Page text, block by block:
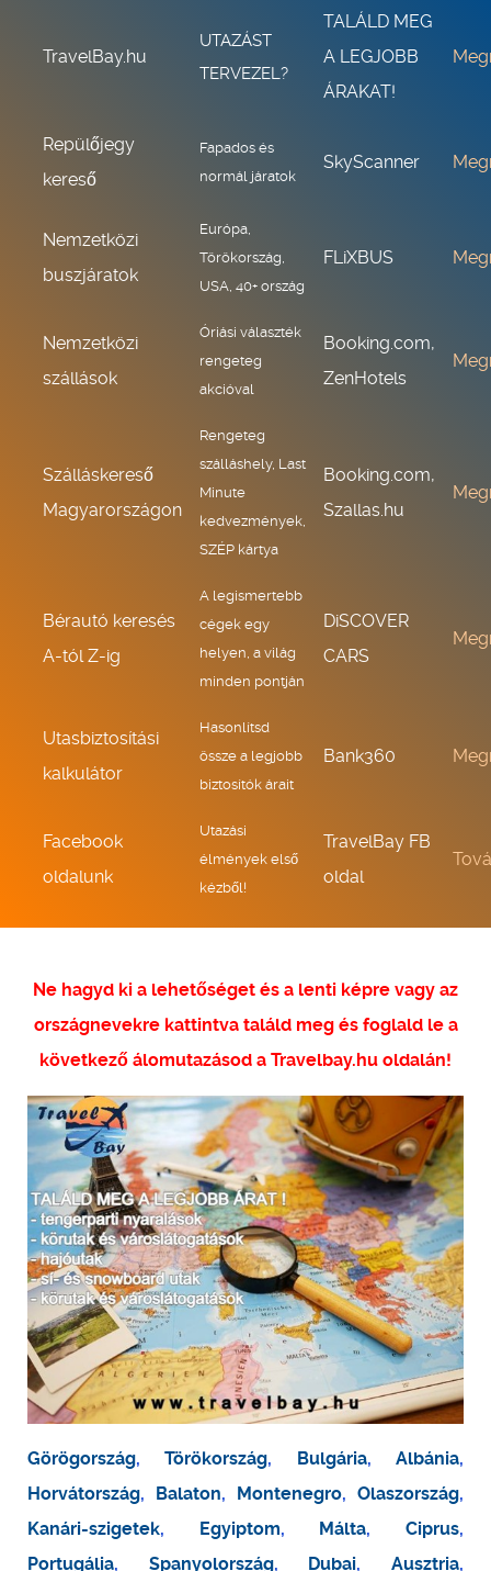
TravelBay.hu
UTAZÁST
TERVEZEL?
TALÁLD MEG
A LEGJOBB
ÁRAKAT!
Repülőjegy
kereső
Fapados és
normál járatok
SkyScanner
Nemzetközi
buszjáratok
Európa,
Törökország,
USA, 40+ ország
FLiXBUS
Nemzetközi
szállások
Óriási választék
rengeteg
akcióval
Booking.com,
ZenHotels
Szálláskereső
Magyarországon
Rengeteg
szálláshely, Last
Minute
kedvezmények,
SZÉP kártya
Booking.com,
Szallas.hu
Bérautó keresés
A-tól Z-ig
A legismertebb
cégek egy
helyen, a világ
minden pontján
DiSCOVER
CARS
Utasbiztosítási
kalkulátor
Hasonlítsd
össze a legjobb
biztosítók árait
Bank360
Facebook
oldalunk
Utazási
élmények első
kézből!
TravelBay FB
oldal
Ne hagyd ki a lehetőséget és a lenti képre vagy az
országnevekre kattintva találd meg és foglald le a
következő álomutazásod a Travelbay.hu oldalán!
Görögország,Törökország, Bulgária,Albánia,
Horvátország, Balaton, Montenegro, Olaszország,
Kanári-szigetek, Egyiptom, Málta,Ciprus,
Portugália, Spanyolország, Dubai,Ausztria,